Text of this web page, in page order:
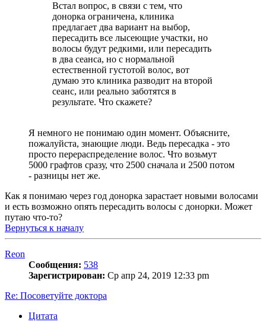
Встал вопрос, в связи с тем, что
донорка ограничена, клиника
предлагает два вариант на выбор,
пересадить все лысеющие участки, но
волосы будут редкими, или пересадить
в два сеанса, но с нормальной
естественной густотой волос, вот
думаю это клиника разводит на второй
сеанс, или реально заботятся в
результате. Что скажете?
Я немного не понимаю один момент. Объясните,
пожалуйста, знающие люди. Ведь пересадка - это
просто перераспределение волос. Что возьмут
5000 графтов сразу, что 2500 сначала и 2500 потом
- разницы нет же.
Как я понимаю через год донорка зарастает новыми волосами
и есть возможно опять пересадить волосы с донорки. Может
путаю что-то?
Вернуться к началу
Reon
Сообщения: 538
Зарегистрирован: Ср апр 24, 2019 12:33 pm
Re: Посоветуйте доктора
Цитата